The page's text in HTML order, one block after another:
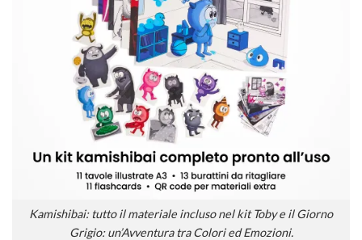
Kamishibai: tutto il materiale incluso nel kit Toby e il Giorno
Grigio: un’Avventura tra Colori ed Emozioni.